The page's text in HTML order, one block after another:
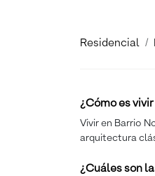
Residencial
¿Cómo es
Vivir en Barrio
arquitectura
¿Cuáles son